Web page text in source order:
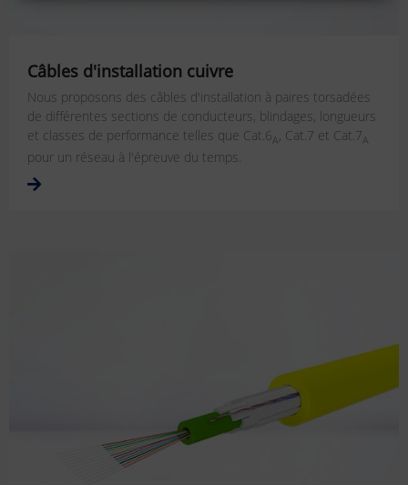
Câbles d'installation cuivre
Nous proposons des câbles d'installation à paires torsadées
de différentes sections de conducteurs, blindages, longueurs
et classes de performance telles que Cat.6A, Cat.7 et Cat.7A
pour un réseau à l'épreuve du temps.